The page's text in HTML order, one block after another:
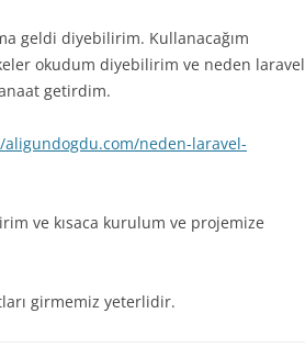
geldi diyebilirim. Kullanacağım
okudum diyebilirim ve neden laravel
getirdim.
neden-laravel-
ve kısaca kurulum ve projemize
girmemiz yeterlidir.